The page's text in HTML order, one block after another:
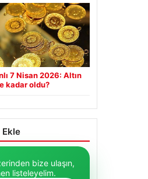
7 Nisan 2026: Altın
kadar oldu?
Ekle
bize ulaşın,
listeleyelim.